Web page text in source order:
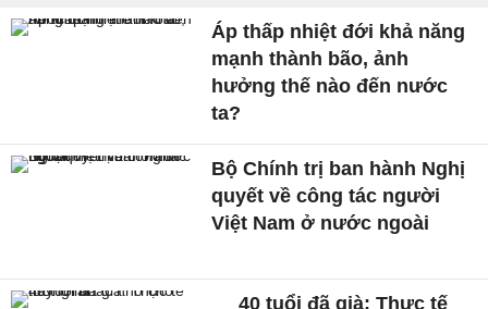
Áp thấp nhiệt đới khả năng
mạnh thành bão, ảnh
hưởng thế nào đến nước
ta?
Bộ Chính trị ban hành Nghị
quyết về công tác người
Việt Nam ở nước ngoài
40 tuổi đã già: Thực tế